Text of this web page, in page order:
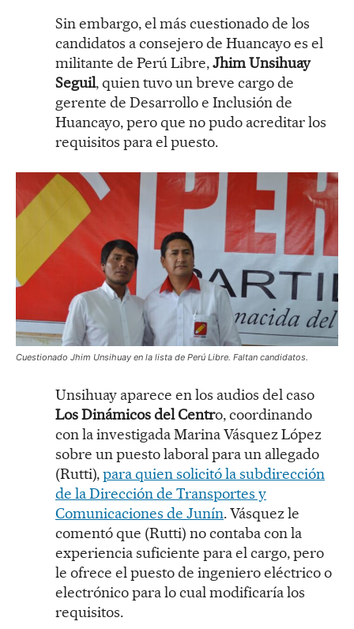
Sin embargo, el más cuestionado de los
candidatos a consejero de Huancayo es el
militante de Perú Libre,Jhim Unsihuay
Seguil, quien tuvo un breve cargo de
gerente de Desarrollo e Inclusión de
Huancayo, pero que no pudo acreditar los
requisitos para el puesto.
Cuestionado Jhim Unsihuay en la lista de Perú Libre. Faltan candidatos.
Unsihuay aparece en los audios del caso
Los Dinámicos del Centro, coordinando
con la investigada Marina Vásquez López
sobre un puesto laboral para un allegado
(Rutti),para quien solicitó la subdirección
de la Dirección de Transportes y
Comunicaciones de Junín. Vásquez le
comentó que (Rutti) no contaba con la
experiencia suficiente para el cargo, pero
le ofrece el puesto de ingeniero eléctrico o
electrónico para lo cual modificaría los
requisitos.